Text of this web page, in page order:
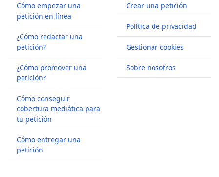
Cómo empezar una
petición en línea
¿Cómo redactar una
petición?
¿Cómo promover una
petición?
Cómo conseguir
cobertura mediática para
tu petición
Cómo entregar una
petición
Crear una petición
Política de privacidad
Gestionar cookies
Sobre nosotros